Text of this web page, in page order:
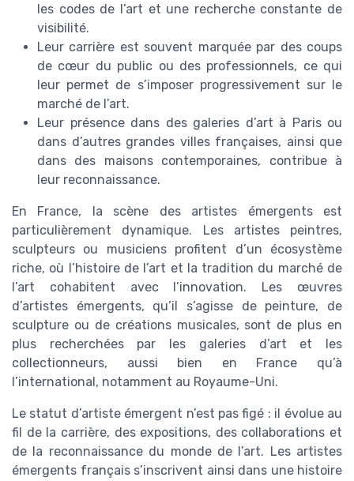
les codes de l’art et une recherche constante de
visibilité.
Leur carrière est souvent marquée par des coups
de cœur du public ou des professionnels, ce qui
leur permet de s’imposer progressivement sur le
marché de l’art.
Leur présence dans des galeries d’art à Paris ou
dans d’autres grandes villes françaises, ainsi que
dans des maisons contemporaines, contribue à
leur reconnaissance.
En France, la scène des artistes émergents est
particulièrement dynamique. Les artistes peintres,
sculpteurs ou musiciens profitent d’un écosystème
riche, où l’histoire de l’art et la tradition du marché de
l’art cohabitent avec l’innovation. Les œuvres
d’artistes émergents, qu’il s’agisse de peinture, de
sculpture ou de créations musicales, sont de plus en
plus recherchées par les galeries d’art et les
collectionneurs, aussi bien en France qu’à
l’international, notamment au Royaume-Uni.
Le statut d’artiste émergent n’est pas figé : il évolue au
fil de la carrière, des expositions, des collaborations et
de la reconnaissance du monde de l’art. Les artistes
émergents français s’inscrivent ainsi dans une histoire